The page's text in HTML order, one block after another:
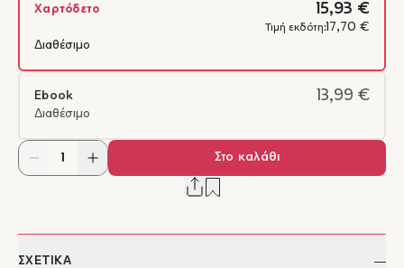
Χαρτόδετο 15,93 €
Τιμή εκδότη: 17,70 €
Διαθέσιμο
Ebook 13,99 €
Διαθέσιμο
Στο καλάθι
ΣΧΕΤΙΚΑ